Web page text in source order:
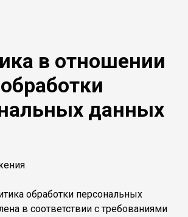
в отношении
обработки
данных
обработки персональных
в соответствии с требованиями